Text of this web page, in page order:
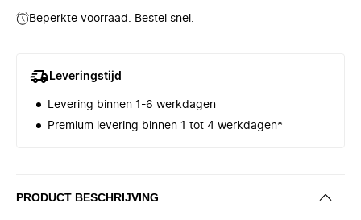
Beperkte voorraad. Bestel snel.
Leveringstijd
Levering binnen 1-6 werkdagen
Premium levering binnen 1 tot 4 werkdagen*
PRODUCT BESCHRIJVING